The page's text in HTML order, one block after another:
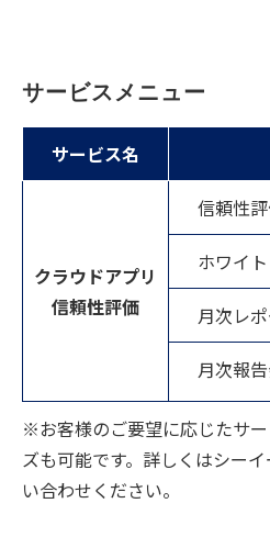
サービスメニュー
サービス名
クラウドアプリ
信頼性評価
信頼性
ホワイ
月次レ
月次報
※お客様のご要望に応じたサ
ズも可能です。詳しくはシー
い合わせください。